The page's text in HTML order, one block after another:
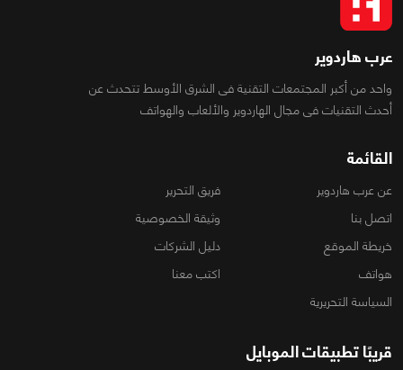
عرب هاردوير
واحد من أكبر المجتمعات التقنية فى الشرق الأوسط تتحدث عن
أحدث التقنيات فى مجال الهاردوير والألعاب والهواتف
القائمة
عن عرب هاردوير
فريق التحرير
اتصل بنا
وثيقة الخصوصية
خريطة الموقع
دليل الشركات
هواتف
اكتب معنا
السياسة التحريرية
قريبًا تطبيقات الموبايل